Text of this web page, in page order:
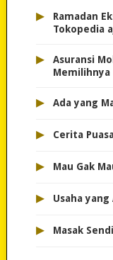
▸
Ramadan
Tokopedia
▸
Asuransi
Memilihnya
▸ Ada yang
▸ Cerita
▸ Mau Gak
▸ Usaha
▸ Masak